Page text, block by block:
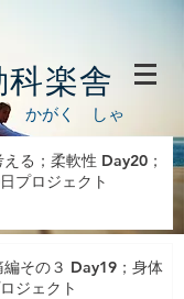
科楽舎
かがく しゃ
る；柔軟性 Day20；
プロジェクト
その３ Day19；身体
ジェクト